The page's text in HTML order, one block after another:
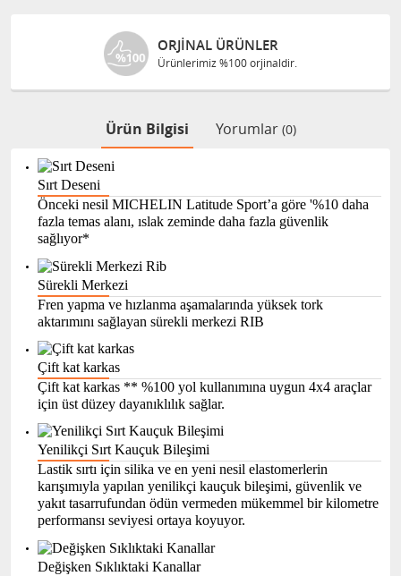
ORJINAL ÜRÜNLER
Ürünlerimiz %100 orjinaldir.
Ürün Bilgisi Yorumlar (0)
Sırt Deseni
Önceki nesil MICHELIN Latitude Sport’a göre '%10 daha
fazla temas alanı, ıslak zeminde daha fazla güvenlik
sağlıyor*
Sürekli Merkezi
Fren yapma ve hızlanma aşamalarında yüksek tork
aktarımını sağlayan sürekli merkezi RIB
Çift kat karkas
Çift kat karkas ** %100 yol kullanımına uygun 4x4 araçlar
için üst düzey dayanıklılık sağlar.
Yenilikçi Sırt Kauçuk Bileşimi
Lastik sırtı için silika ve en yeni nesil elastomerlerin
karışımıyla yapılan yenilikçi kauçuk bileşimi, güvenlik ve
yakıt tasarrufundan ödün vermeden mükemmel bir kilometre
performansı seviyesi ortaya koyuyor.
Değişken Sıklıktaki Kanallar